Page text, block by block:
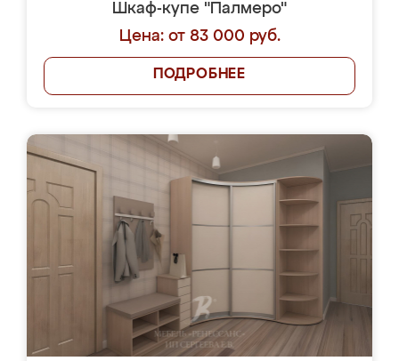
Шкаф-купе "Палмеро"
Цена: от 83 000 руб.
ПОДРОБНЕЕ